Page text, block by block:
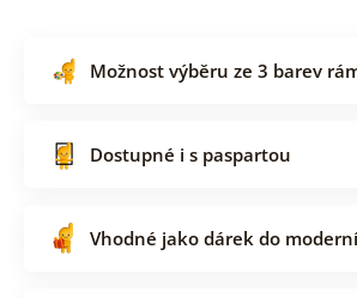
Možnost výběru ze 3 barev
Dostupné i s paspartou
Vhodné jako dárek do